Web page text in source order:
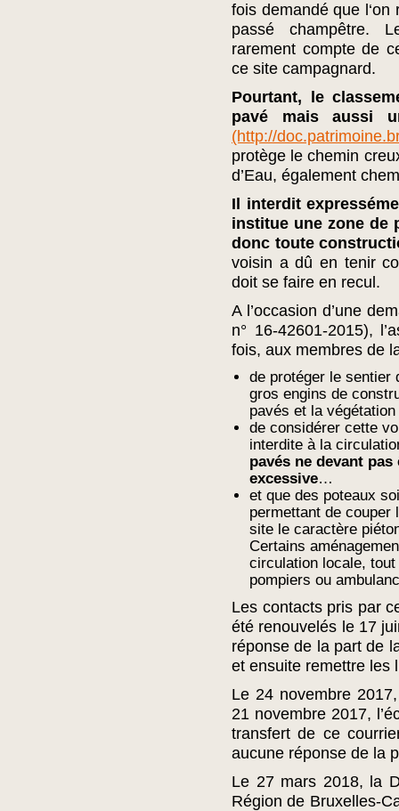
fois demandé que l‘on
passé champêtre.
rarement compte de
ce site campagnard.
Pourtant, le
pavé mais aussi
(http://
protège le chemin
d’Eau, également
Il interdit
institue une zone de
donc toute
voisin a dû en tenir
doit se faire en recul.
A l’occasion d’une
n° 16-42601-2015),
fois, aux membres de
de protéger le sentier
gros engins de
pavés et la
de considérer cette
interdite à la
pavés ne devant
excessive…
et que des poteaux
permettant de couper
site le caractère
Certains
circulation locale,
pompiers ou
Les contacts pris par
été renouvelés le 17
réponse de la part de
et ensuite remettre les
Le 24 novembre
21 novembre 2017,
transfert de ce
aucune réponse de la
Le 27 mars 2018, la
Région de Bruxelles-